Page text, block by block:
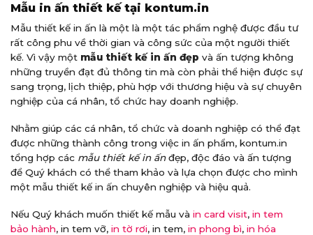
Mẫu in ấn thiết kế tại kontum.in
Mẫu thiết kế in ấn là một là một tác phẩm nghệ được đầu tư
rất công phu về thời gian và công sức của một người thiết
kế. Vì vậy một mẫu thiết kế in ấn đẹp và ấn tượng không
những truyền đạt đủ thông tin mà còn phải thể hiện được sự
sang trọng, lịch thiệp, phù hợp với thương hiệu và sự chuyên
nghiệp của cá nhân, tổ chức hay doanh nghiệp.
Nhằm giúp các cá nhân, tổ chức và doanh nghiệp có thể đạt
được những thành công trong việc in ấn phẩm, kontum.in
tổng hợp các mẫu thiết kế in ấnđẹp, độc đáo và ấn tượng
để Quý khách có thể tham khảo và lựa chọn được cho mình
một mẫu thiết kế in ấn chuyên nghiệp và hiệu quả.
Nếu Quý khách muốn thiết kế mẫu và in card visit, in tem
bảo hành, in tem vỡ, in tờ rơi, in tem, in phong bì, in hóa